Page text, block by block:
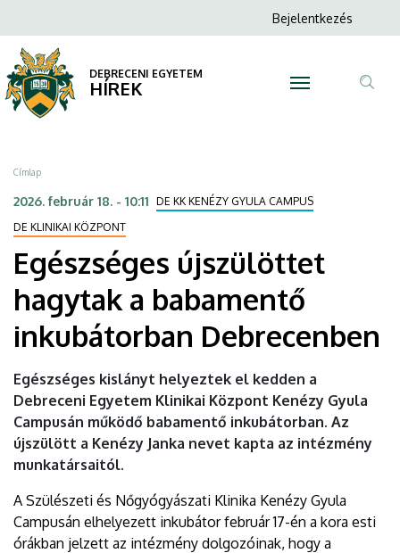
újszülöttet
hagytak
babamentő
inkubátorban
Debrecenben
DEBRECENI
EGYETEM
a
tartalomra
Anonim
menüje
Bejelentkezés
DEBRECENI EGYETEM
HÍREK
Morzsa
Címlap
2026. február 18. - 10:11 DE KK KENÉZY GYULA CAMPUS
DE KLINIKAI KÖZPONT
Egészséges újszülöttet
hagytak a babamentő
inkubátorban Debrecenben
Egészséges kislányt helyeztek el kedden a
Debreceni Egyetem Klinikai Központ Kenézy Gyula
Campusán működő babamentő inkubátorban. Az
újszülött a Kenézy Janka nevet kapta az intézmény
munkatársaitól.
A Szülészeti és Nőgyógyászati Klinika Kenézy Gyula
Campusán elhelyezett inkubátor február 17-én a kora esti
órákban jelzett az intézmény dolgozóinak, hogy a